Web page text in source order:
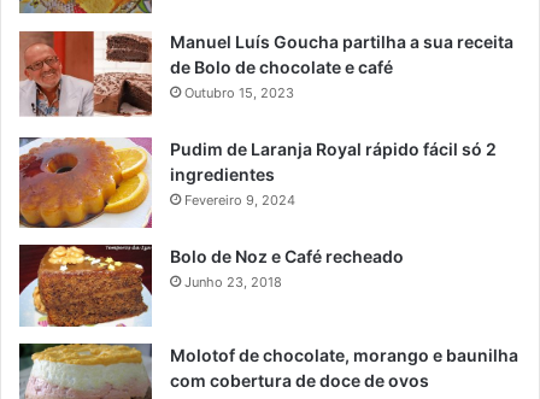
Manuel Luís Goucha partilha a sua receita
de Bolo de chocolate e café
Outubro 15, 2023
Pudim de Laranja Royal rápido fácil só 2
ingredientes
Fevereiro 9, 2024
Bolo de Noz e Café recheado
Junho 23, 2018
Molotof de chocolate, morango e baunilha
com cobertura de doce de ovos